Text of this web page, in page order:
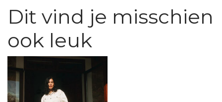
Dit vind je misschien
ook leuk